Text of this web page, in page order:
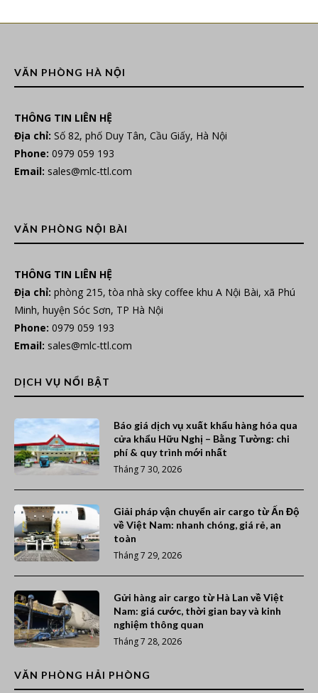
VĂN PHÒNG HÀ NỘI
THÔNG TIN LIÊN HỆ
Địa chỉ: Số 82, phố Duy Tân, Cầu Giấy, Hà Nội
Phone: 0979 059 193
Email: sales@mlc-ttl.com
VĂN PHÒNG NỘI BÀI
THÔNG TIN LIÊN HỆ
Địa chỉ: phòng 215, tòa nhà sky coffee khu A Nội Bài, xã Phú
Minh, huyện Sóc Sơn, TP Hà Nội
Phone: 0979 059 193
Email: sales@mlc-ttl.com
DỊCH VỤ NỔI BẬT
Báo giá dịch vụ xuất khẩu hàng hóa qua
cửa khẩu Hữu Nghị – Bằng Tường: chi
phí & quy trình mới nhất
Tháng 7 30, 2026
Giải pháp vận chuyển air cargo từ Ấn Độ
về Việt Nam: nhanh chóng, giá rẻ, an
toàn
Tháng 7 29, 2026
Gửi hàng air cargo từ Hà Lan về Việt
Nam: giá cước, thời gian bay và kinh
nghiệm thông quan
Tháng 7 28, 2026
VĂN PHÒNG HẢI PHÒNG